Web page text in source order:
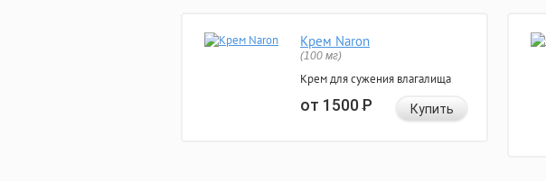
Крем Naron
(100 мг)
Крем для сужения влагалища
от 1500Р Купить